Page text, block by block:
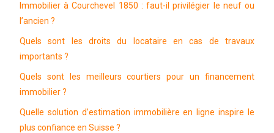
Immobilier à Courchevel 1850 : faut-il privilégier le neuf ou
l’ancien ?
Quels sont les droits du locataire en cas de travaux
importants ?
Quels sont les meilleurs courtiers pour un financement
immobilier ?
Quelle solution d’estimation immobilière en ligne inspire le
plus confiance en Suisse ?